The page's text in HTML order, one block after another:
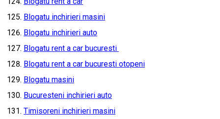
Blogatu inchirieri masini
Blogatu inchirieri auto
Blogatu rent a car bucuresti
Blogatu rent a car bucuresti otopeni
Blogatu masini
Bucuresteni inchirieri auto
Timisoreni inchirieri masini